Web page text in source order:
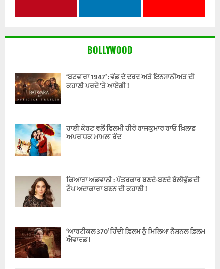
BOLLYWOOD
‘ਬਟਵਾਰਾ 1947’ : ਵੰਡ ਦੇ ਦਰਦ ਅਤੇ ਇਨਸਾਨੀਅਤ ਦੀ
ਕਹਾਣੀ ਪਰਦੇ ‘ਤੇ ਆਏਗੀ !
ਹਾਈ ਕੋਰਟ ਵਲੋਂ ਫਿਲਮੀ ਹੀਰੋ ਰਾਜਕੁਮਾਰ ਰਾਓ ਖ਼ਿਲਾਫ਼
ਅਪਰਾਧਕ ਮਾਮਲਾ ਰੱਦ
ਕਿਆਰਾ ਅਡਵਾਨੀ : ਪੱਤਰਕਾਰ ਬਣਦੇ-ਬਣਦੇ ਬੌਲੀਵੁੱਡ ਦੀ
ਟੌਪ ਅਦਾਕਾਰਾ ਬਣਨ ਦੀ ਕਹਾਣੀ !
‘ਆਰਟੀਕਲ 370’ ਹਿੰਦੀ ਫ਼ਿਲਮ ਨੂੰ ਮਿਲਿਆ ਨੈਸ਼ਨਲ ਫ਼ਿਲਮ
ਐਵਾਰਡ !